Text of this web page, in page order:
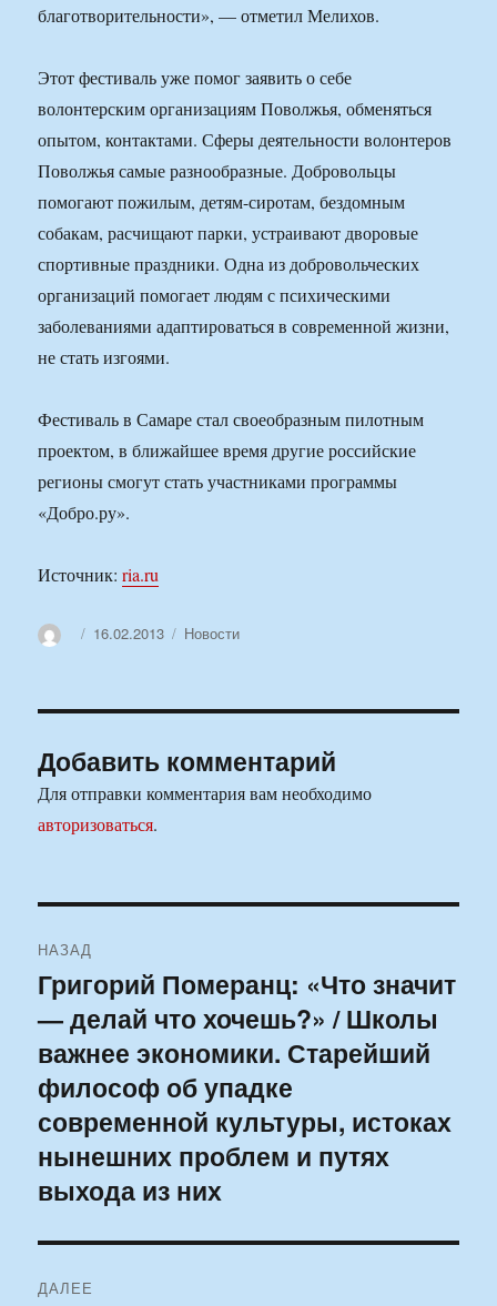
благотворительности», — отметил Мелихов.
Этот фестиваль уже помог заявить о себе
волонтерским организациям Поволжья, обменяться
опытом, контактами. Сферы деятельности волонтеров
Поволжья самые разнообразные. Добровольцы
помогают пожилым, детям-сиротам, бездомным
собакам, расчищают парки, устраивают дворовые
спортивные праздники. Одна из добровольческих
организаций помогает людям с психическими
заболеваниями адаптироваться в современной жизни,
не стать изгоями.
Фестиваль в Самаре стал своеобразным пилотным
проектом, в ближайшее время другие российские
регионы смогут стать участниками программы
«Добро.ру».
Источник:ria.ru
АвторОпубликовано
16.02.2013 Рубрики
Новости
Добавить комментарий
Для отправки комментария вам необходимо
авторизоваться.
по
записям
НАЗАД
Предыдущая
запись:
Григорий Померанц: «Что значит
— делай что хочешь?» / Школы
важнее экономики. Старейший
философ об упадке
современной культуры, истоках
нынешних проблем и путях
выхода из них
ДАЛЕЕ